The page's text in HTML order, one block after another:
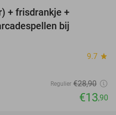
+ frisdrankje +
bij
9.7 star
Regulier €28,90
€13,90